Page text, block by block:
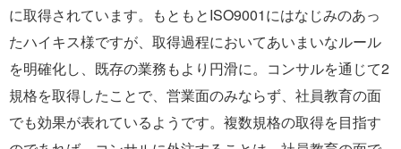
に取得されています。もともとISO9001にはなじみのあっ
たハイキス様ですが、取得過程においてあいまいなルール
を明確化し、既存の業務もより円滑に。コンサルを通じて2
規格を取得したことで、営業面のみならず、社員教育の面
でも効果が表れているようです。複数規格の取得を目指す